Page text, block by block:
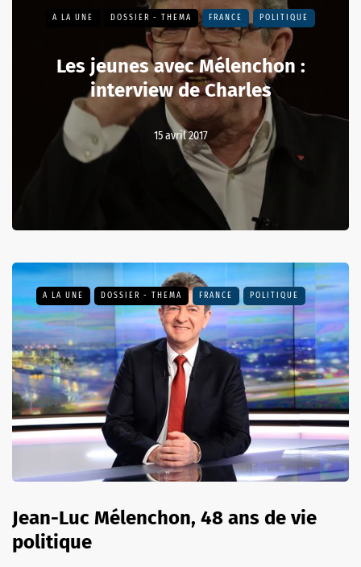
A LA UNE DOSSIER - THEMA FRANCE POLITIQUE
Les jeunes avec Mélenchon :
interview de Charles
15 avril 2017
A LA UNE DOSSIER - THEMA FRANCE POLITIQUE
Jean-Luc Mélenchon, 48 ans de vie
politique